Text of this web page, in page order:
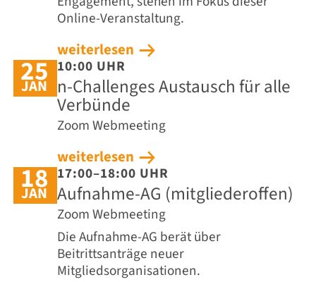
Online-Veranstaltung.
weiterlesen
25
JAN
10:00 UHR
n-Challenges Austausch für alle
Verbünde
Zoom Webmeeting
weiterlesen
18
JAN
17:00–18:00 UHR
Aufnahme-AG (mitgliederoffen)
Zoom Webmeeting
Die Aufnahme-AG berät über
Beitrittsanträge neuer
Mitgliedsorganisationen.